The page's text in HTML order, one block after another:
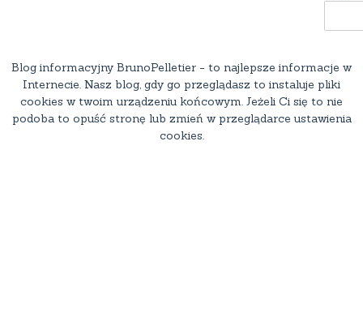
Blog informacyjny BrunoPelletier - to najlepsze informacje w
Internecie. Nasz blog, gdy go przeglądasz to instaluje pliki
cookies w twoim urządzeniu końcowym. Jeżeli Ci się to nie
podoba to opuść stronę lub zmień w przeglądarce ustawienia
cookies.